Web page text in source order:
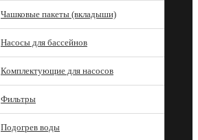
Чашковые пакеты (вкладыши)
Насосы для бассейнов
Комплектующие для насосов
Фильтры
Подогрев воды